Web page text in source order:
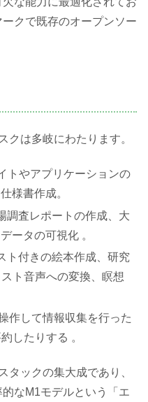
クで既存のオープンソー
クは多岐にわたります。
トやアプリケーションの
様書作成。
調査レポートの作成、大
ータの可視化 。
ト付きの絵本作成、研究
ト音声への変換、瞑想
作して情報収集を行った
したりする 。
タックの集大成であり、
なM1モデルという「エ